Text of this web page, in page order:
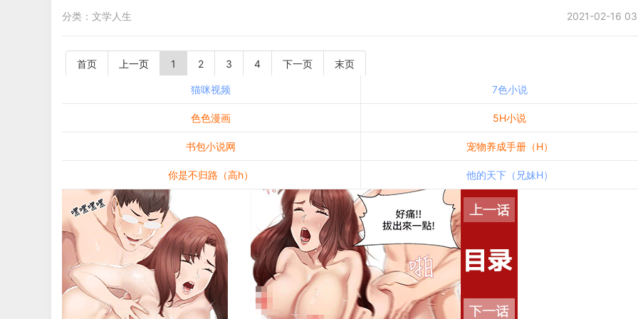
2021-02-16
分类： 文学人生
首页 上一页 1 2 3 4 下一页 末页
猫咪视频 7色小说
色色漫画 5H小说
书包小说网 宠物养成手册（H）
你是不归路（高h） 他的天下（兄妹H）